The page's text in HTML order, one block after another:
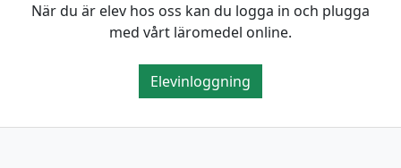
När du är elev hos oss kan du logga in och plugga
med vårt läromedel online.
Elevinloggning